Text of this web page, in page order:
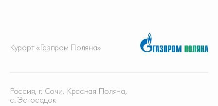
Курорт «Газпром Поляна»
Россия, г. Сочи, Красная Поляна,
с. Эстосадок